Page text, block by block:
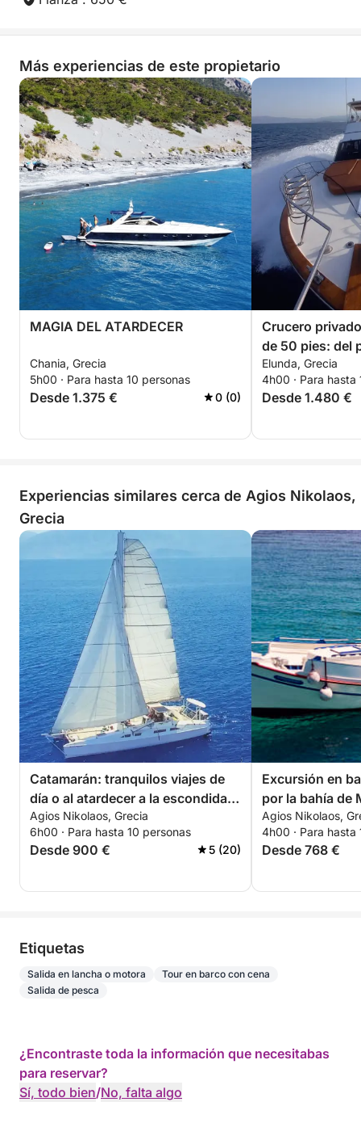
Más experiencias de este propietario
MAGIA DEL ATARDECER
Chania, Grecia
5h00 · Para hasta 10 personas
Desde 1.375 € 0 (0)
Crucero
de 50 pies: del
a Spinalonga y
Mirabello (3-6
Elunda, Grecia
4h00 · Para hasta
Desde 1.480 €
Experiencias similares cerca de Agios Nikolaos,
Grecia
Catamarán: tranquilos viajes de
día o al atardecer a la escondida
laguna azul.
Agios Nikolaos, Grecia
6h00 · Para hasta 10 personas
Desde 900 € 5 (20)
Excursión en
por la bahía de
Agios Nikolaos,
4h00 · Para hasta
Desde 768 €
Etiquetas
Salida en lancha o motora
Tour en barco con cena
Salida de pesca
¿Encontraste toda la información que necesitabas
para reservar?
Sí, todo bien/No, falta algo